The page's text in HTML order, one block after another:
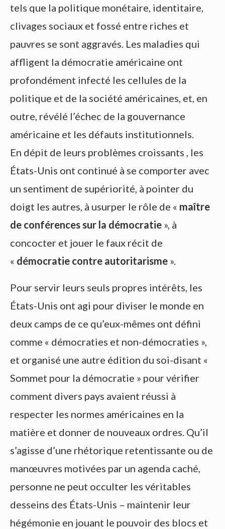
tels que la politique monétaire, identitaire,
clivages sociaux et fossé entre riches et
pauvres se sont aggravés. Les maladies qui
affligent la démocratie américaine ont
profondément infecté les cellules de la
politique et de la société américaines, et, en
outre, révélé l’échec de la gouvernance
américaine et les défauts institutionnels.
En dépit de leurs problèmes croissants , les
États-Unis ont continué à se comporter avec
un sentiment de supériorité, à pointer du
doigt les autres, à usurper le rôle de « maître
de conférences sur la démocratie », à
concocter et jouer le faux récit de
« démocratie contre autoritarisme ».
Pour servir leurs seuls propres intérêts, les
États-Unis ont agi pour diviser le monde en
deux camps de ce qu’eux-mêmes ont défini
comme « démocraties et non-démocraties »,
et organisé une autre édition du soi-disant «
Sommet pour la démocratie » pour vérifier
comment divers pays avaient réussi à
respecter les normes américaines en la
matière et donner de nouveaux ordres. Qu’il
s’agisse d’une rhétorique retentissante ou de
manœuvres motivées par un agenda caché,
personne ne peut occulter les véritables
desseins des États-Unis – maintenir leur
hégémonie en jouant le pouvoir des blocs et